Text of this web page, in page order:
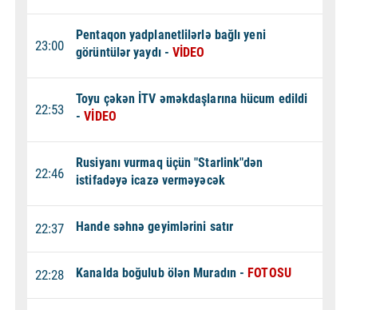
23:00
Pentaqon yadplanetlilərlə bağlı yeni
görüntülər yaydı -VİDEO
22:53
Toyu çəkən İTV əməkdaşlarına hücum edildi
- VİDEO
22:46
Rusiyanı vurmaq üçün "Starlink"dən
istifadəyə icazə verməyəcək
22:37 Hande səhnə geyimlərini satır
22:28 Kanalda boğulub ölən Muradın - FOTOSU